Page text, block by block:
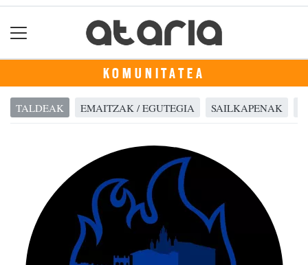
KOMUNITATEA
TALDEAK EMAITZAK / EGUTEGIA SAILKAPENAK